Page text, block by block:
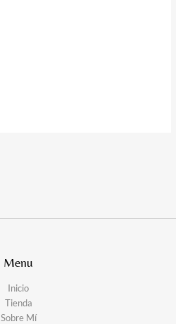
Menu
Inicio
Tienda
Sobre Mí